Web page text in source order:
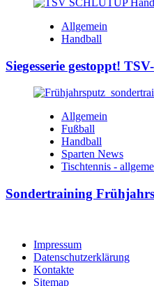
Allgemein
Handball
Siegesserie gestoppt!
Allgemein
Fußball
Handball
Sparten News
Tischtennis -
Sondertraining
Impressum
Datenschutzerklärung
Kontakte
Sitemap